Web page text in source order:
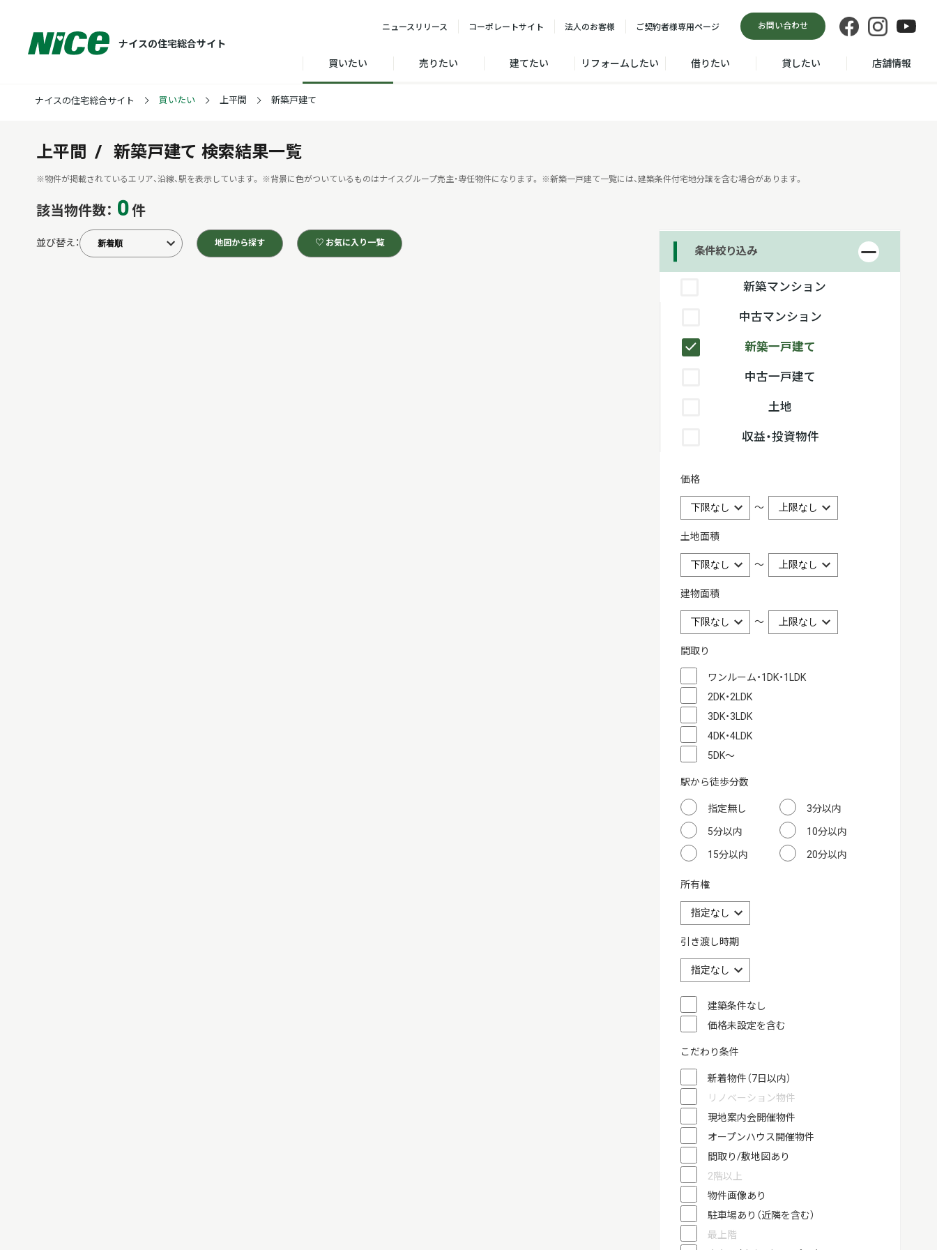
ナイスの住宅総合サイト
ニュース リリース コーポレートサイト 法人のお客様 ご契約者様専用ページ お問い合わせ
買いたい 売りたい 建てたい リフォームしたい 借りたい 貸したい 店舗情報
ナイスの住宅総合サイト 買いたい 上平間 新築戸建て
上平間 新築戸建て 検索結果一覧
※物件が掲載されているエリア、沿線、駅を表示しています。 ※背景に色がついているものはナイスグループ売主・専任物件になります。 ※新築一戸建て一覧には、建築条件付宅地分譲を含む場合があります。
該当物件数： 0 件
条件絞り込み
新築マンション
中古マンション
新築一戸建て
中古一戸建て
土地
収益・投資物件
価格
～
土地面積
～
建物面積
～
間取り
ワンルーム・1DK・1LDK
2DK・2LDK
3DK・3LDK
4DK・4LDK
5DK～
駅から徒歩分数
指定無し 3分以内
5分以内 10分以内
15分以内 20分以内
所有権
引き渡し時期
建築条件なし
価格未設定を含む
こだわり条件
新着物件（7日以内）
リノベーション物件
現地案内会開催物件
オープンハウス開催物件
間取り/敷地図あり
2階以上
物件画像あり
駐車場あり（近隣を含む）
最上階
並び替え： 地図から探す ♡ お気に入り一覧